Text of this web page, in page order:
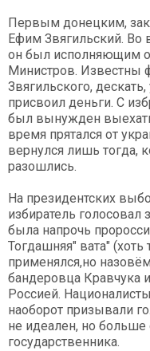
Первым донецким,
Ефим Звягильский. Во
он был исполняющим
Министров. Известны
Звягильского,
присвоил деньги. С
был вынужден
время прятался от
вернулся лишь тогда,
разошлись.
На президентских
избиратель голосовал
была напрочь
Тогдашняя" вата" (хоть
применялся,но
бандеровца Кравчука
Россией.
наоборот призывали
не идеален, но больше
государственника.